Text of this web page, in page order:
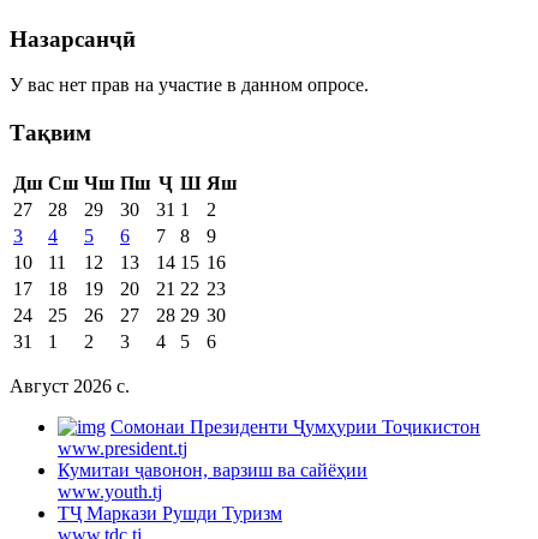
Назарсанҷӣ
У вас нет прав на участие в данном опросе.
Тақвим
Дш Сш Чш Пш Ҷ Ш Яш
27
28 29 30 31 1
2
3
4 5 6 7 8
9
10
11 12 13 14 15 16
17
18 19 20 21 22 23
24
25 26 27 28 29 30
31
1 2 3 4 5 6
Август 2026 c.
Cомонаи Президенти Ҷумҳурии Тоҷикистон
www.president.tj
Кумитаи ҷавонон, варзиш ва сайёҳии
www.youth.tj
ТҶ Маркази Рушди Туризм
www.tdc.tj